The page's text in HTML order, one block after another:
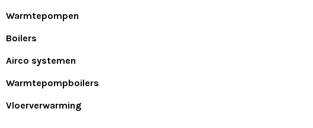
Warmtepompen
Boilers
Airco systemen
Warmtepompboilers
Vloerverwarming